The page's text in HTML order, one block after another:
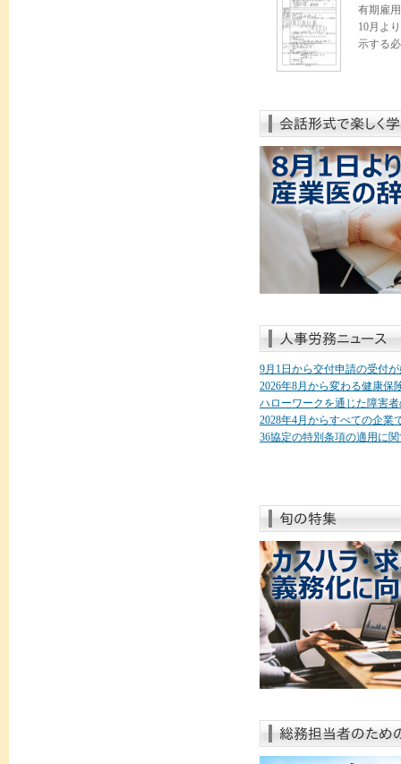
有期雇
10月よ
示する
9月1日から交付申請の受付
2026年8月から変わる健康保
ハローワークを通じた障害
2028年4月からすべての企業
36協定の特別条項の適用に